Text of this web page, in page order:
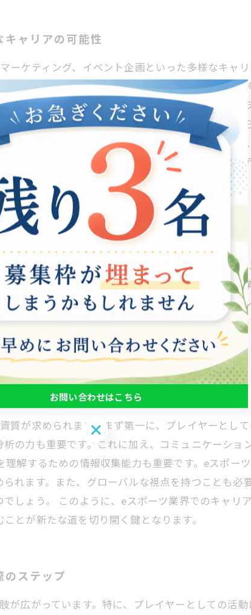
ャリアの可能性
ケティング、イベント企画といった多様なキャ
が鍵となります。例えば、運営側では、ゲームの
おいては、SNSを活用したプロモーションや、
成功させるためのノウハウを蓄積することが求め
ャリア形成には、まず自分の得意分野を明確に
をしっかりとつかんでいくことが、未来のキャリア
歩
ることが重要です。この業界は急速な技術進化と
の市場はグローバルであり、異なる文化やビジネ
キャリアパスは多岐にわたり、プロゲーマーから
に、技術的な知識だけでなく、コミュニケーショ
、自主的にスキルを磨くことが必要です。eスポ
材像
質が求められます。まず第一に、プレイヤーとし
の力も重要です。これに加え、コミュニケーショ
解するための情報収集能力も重要です。eスポー
れます。また、グローバルな視点を持つことも必
しょう。 このように、eスポーツ業界でのキャリ
とが新たな道を切り開く鍵となります。
のステップ
広がっています。特に、プレイヤーとしての活
お問い合わせはこちら
お問い合わせはこちら